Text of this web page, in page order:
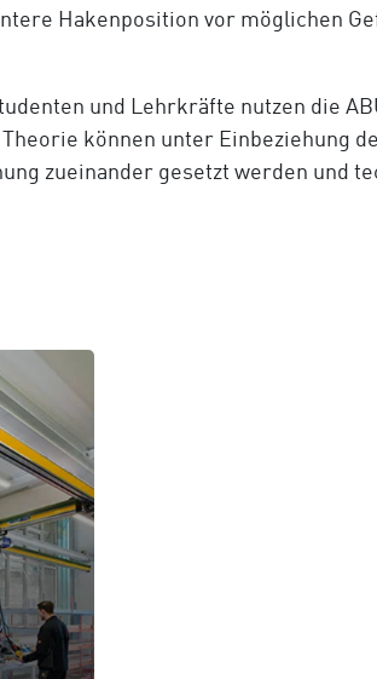
Hakenposition vor möglichen
und Lehrkräfte nutzen die
können unter Einbeziehung
zueinander gesetzt werden und